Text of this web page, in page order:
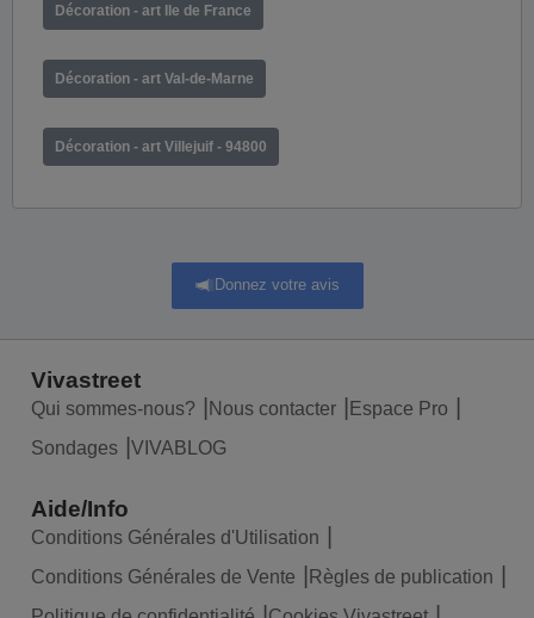
Décoration - art Ile de France
Décoration - art Val-de-Marne
Décoration - art Villejuif - 94800
Donnez votre avis
Vivastreet
Qui sommes-nous? Nous contacter
Espace Pro
Sondages
VIVABLOG
Aide/Info
Conditions Générales d'Utilisation
Conditions Générales de Vente
Règles de publication